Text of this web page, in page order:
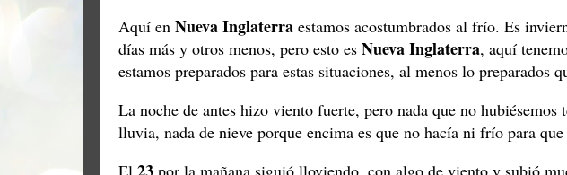
Aquí en Nueva Inglaterra estamos acostumbrados al frío. Es
días más y otros menos, pero esto es Nueva Inglaterra, aquí
estamos preparados para estas situaciones, al menos lo preparados
La noche de antes hizo viento fuerte, pero nada que no
lluvia, nada de nieve porque encima es que no hacía ni frío para que
El
por la mañana siguió lloviendo, con algo de viento y subió